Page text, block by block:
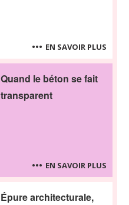
EN SAVOIR PLUS
Quand le béton se fait
transparent
EN SAVOIR PLUS
Épure architecturale,